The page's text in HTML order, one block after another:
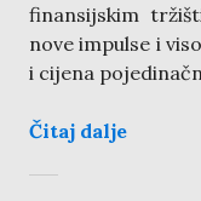
finansijskim
nove impulse i
i cijena
Čitaj dalje